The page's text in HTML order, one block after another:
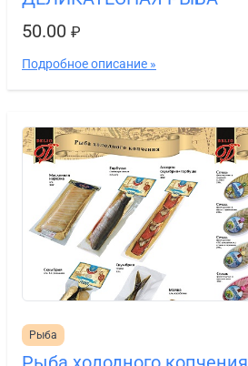
50.00 ₽
Подробное описание »
Рыба